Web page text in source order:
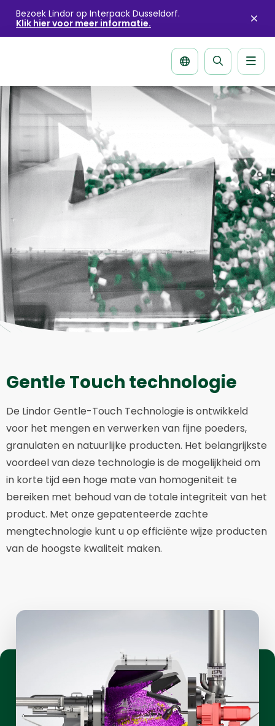
Bezoek Lindor op Interpack Dusseldorf.
Klik hier voor meer informatie.
Zoek
Gentle Touch technologie
De Lindor Gentle-Touch Technologie is ontwikkeld
voor het mengen en verwerken van fijne poeders,
granulaten en natuurlijke producten. Het belangrijkste
voordeel van deze technologie is de mogelijkheid om
in korte tijd een hoge mate van homogeniteit te
bereiken met behoud van de totale integriteit van het
product. Met onze gepatenteerde zachte
mengtechnologie kunt u op efficiënte wijze producten
van de hoogste kwaliteit maken.